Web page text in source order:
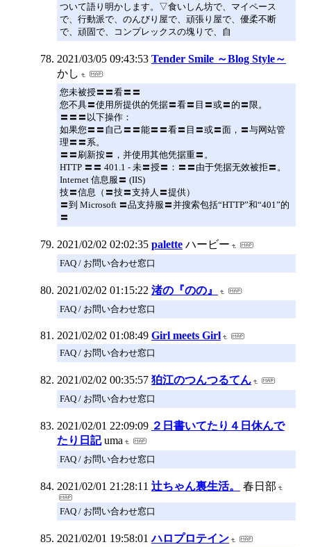
ついて語り明かします。▽食いしん坊で、マイペース
で、行動派で、のんびり屋で、頑張り屋で、優柔不断
で、頑固で、コンプレックスの塊りで、自
2021/03/05 09:43:53 Tender Smile ～Blog Style～
かし
您未被授〓〓看〓〓
您不具〓使用所提供的凭据〓看〓目〓或〓的〓限。
〓〓〓以下操作：
如果您〓〓自己〓〓能〓〓看〓目〓或〓面，〓与网站管
理〓〓系。
〓〓刷新按〓，并使用其他凭据重〓。
HTTP 〓〓 401.1 - 未〓授〓：〓〓由于凭据无效被拒〓。
Internet 信息服〓 (IIS)
技〓信息（〓技〓支持人〓提供）
〓到 Microsoft 〓品支持服〓并搜索包括“HTTP”和“401”的
〓
2021/02/02 02:02:35 palette ハービー
FAQ / お問い合わせ窓口
2021/02/02 01:15:22 渚の『のの』
FAQ / お問い合わせ窓口
2021/02/02 01:08:49 Girl meets Girl
FAQ / お問い合わせ窓口
2021/02/02 00:35:57 狛江のつんつるてん
FAQ / お問い合わせ窓口
2021/02/01 22:09:09 ２日書いてたり４日休んで
たり日記 uma
FAQ / お問い合わせ窓口
2021/02/01 21:28:11 辻ちゃん裏生活。 春日部
FAQ / お問い合わせ窓口
2021/02/01 19:58:01 ハロプロテイン